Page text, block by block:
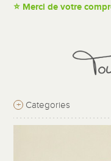
⭐ Merci de votre
+ Categories